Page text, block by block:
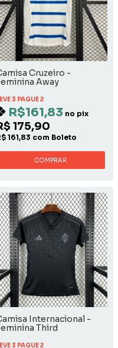
Cruzeiro -
Away
3 PAGUE 2
R$161,83 no pix
175,90
161,83 com Boleto
COMPRAR
Internacional -
Third
3 PAGUE 2